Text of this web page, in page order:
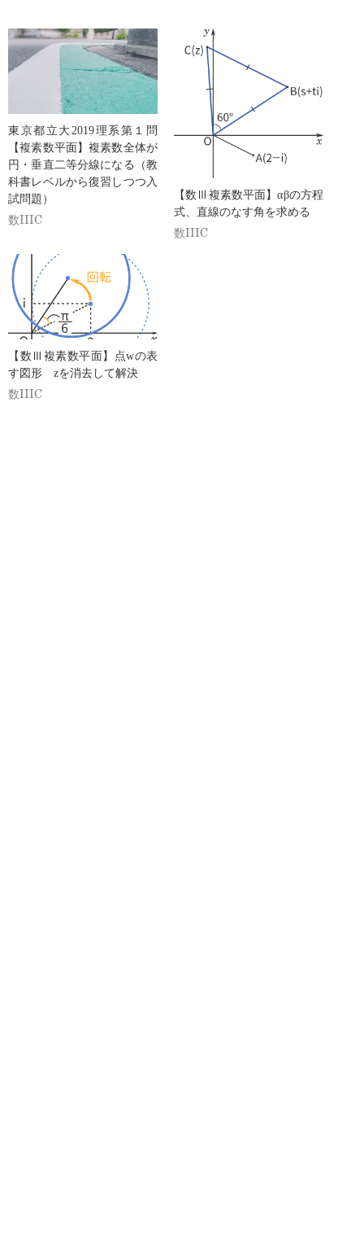
東京都立大2019理系第１問
【複素数平面】複素数全体が
円・垂直二等分線になる（教
科書レベルから復習しつつ入
試問題）
数IIIC
【数Ⅲ複素数平面】αβの方程
式、直線のなす角を求める
数IIIC
【数Ⅲ複素数平面】点wの表
す図形 zを消去して解決
数IIIC